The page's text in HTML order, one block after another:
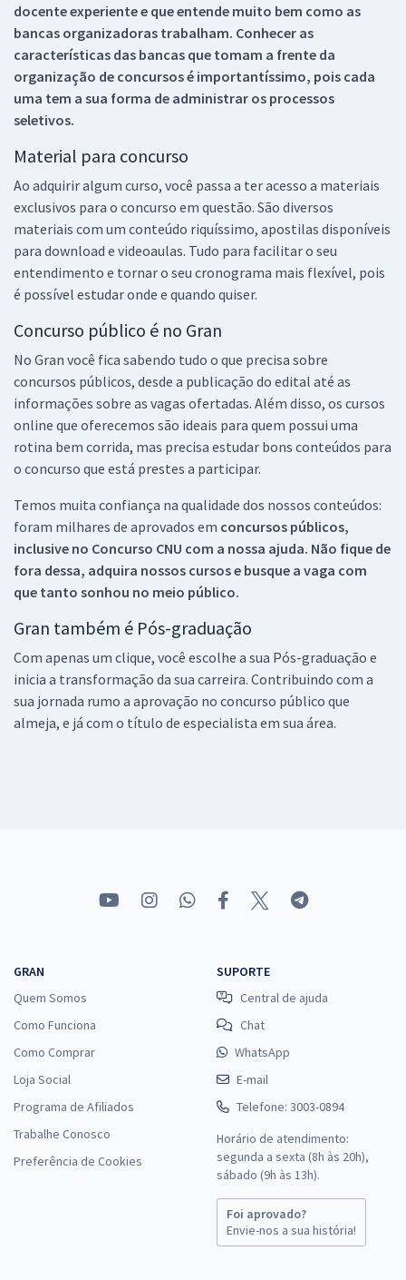
docente experiente e que entende muito bem como as
bancas organizadoras trabalham. Conhecer as
características das bancas que tomam a frente da
organização de concursos é importantíssimo, pois cada
uma tem a sua forma de administrar os processos
seletivos.
Material para concurso
Ao adquirir algum curso, você passa a ter acesso a materiais
exclusivos para o concurso em questão. São diversos
materiais com um conteúdo riquíssimo, apostilas disponíveis
para download e videoaulas. Tudo para facilitar o seu
entendimento e tornar o seu cronograma mais flexível, pois
é possível estudar onde e quando quiser.
Concurso público é no Gran
No Gran você fica sabendo tudo o que precisa sobre
concursos públicos, desde a publicação do edital até as
informações sobre as vagas ofertadas. Além disso, os cursos
online que oferecemos são ideais para quem possui uma
rotina bem corrida, mas precisa estudar bons conteúdos para
o concurso que está prestes a participar.
Temos muita confiança na qualidade dos nossos conteúdos:
foram milhares de aprovados em concursos públicos,
inclusive no Concurso CNU com a nossa ajuda. Não fique de
fora dessa, adquira nossos cursos e busque a vaga com
que tanto sonhou no meio público.
Gran também é Pós-graduação
Com apenas um clique, você escolhe a sua Pós-graduação e
inicia a transformação da sua carreira. Contribuindo com a
sua jornada rumo a aprovação no concurso público que
almeja, e já com o título de especialista em sua área.
GRAN
Quem Somos
Como Funciona
Como Comprar
Loja Social
Programa de Afiliados
Trabalhe Conosco
Preferência de Cookies
SUPORTE
Central de ajuda
Chat
WhatsApp
E-mail
Telefone: 3003-0894
Horário de atendimento:
segunda a sexta (8h às 20h),
sábado (9h às 13h).
Foi aprovado?
Envie-nos a sua história!